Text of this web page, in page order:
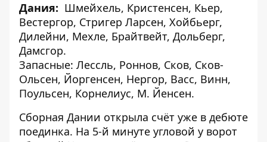
Дания: Шмейхель, Кристенсен, Кьер,
Вестергор, Стригер Ларсен, Хойбьерг,
Дилейни, Мехле, Брайтвейт, Дольберг,
Дамсгор.
Запасные: Лессль, Роннов, Сков, Сков-
Ольсен, Йоргенсен, Нергор, Васс, Винн,
Поульсен, Корнелиус, М. Йенсен.
Сборная Дании открыла счёт уже в дебюте
поединка. На 5-й минуте угловой у ворот